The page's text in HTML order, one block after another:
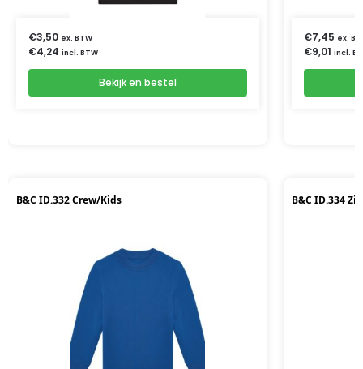
€3,50 ex. BTW
€4,24 incl. BTW
Bekijk en bestel
€7,45 ex.
€9,01 incl.
B&C ID.332 Crew/Kids B&C ID.334